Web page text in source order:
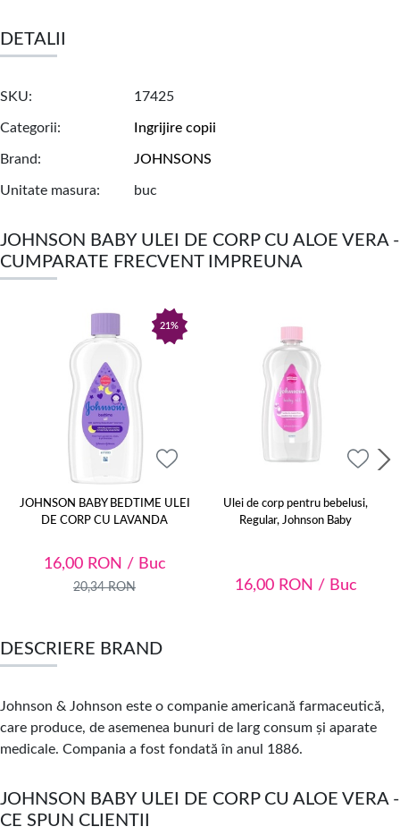
DETALII
SKU 17425
Categorii Ingrijire copii
Brand JOHNSONS
Unitate masura buc
JOHNSON BABY ULEI DE CORP CU ALOE VERA -
CUMPARATE FRECVENT IMPREUNA
21%
JOHNSON BABY BEDTIME ULEI
DE CORP CU LAVANDA
16,00 RON / Buc
20,34RON
Ulei de corp pentru bebelusi,
Regular, Johnson Baby
16,00 RON / Buc
DESCRIERE BRAND
Johnson & Johnson este o companie americană farmaceutică,
care produce, de asemenea bunuri de larg consum și aparate
medicale. Compania a fost fondată în anul 1886.
JOHNSON BABY ULEI DE CORP CU ALOE VERA -
CE SPUN CLIENTII